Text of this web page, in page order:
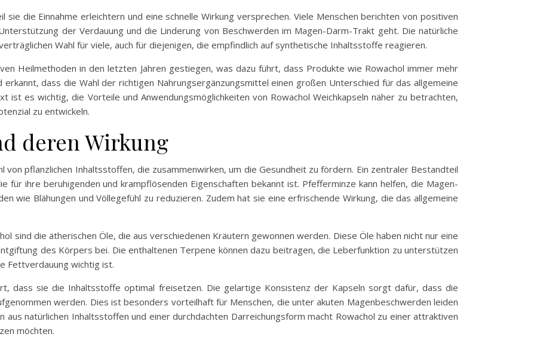
sie die Einnahme erleichtern und eine schnelle Wirkung versprechen. Viele Menschen berichten von positiven
der Verdauung und die Linderung von Beschwerden im Magen-Darm-Trakt geht. Die natürliche
Wahl für viele, auch für diejenigen, die empfindlich auf synthetische Inhaltsstoffe reagieren.
Heilmethoden in den letzten Jahren gestiegen, was dazu führt, dass Produkte wie Rowachol immer mehr
dass die Wahl der richtigen Nahrungsergänzungsmittel einen großen Unterschied für das allgemeine
ist es wichtig, die Vorteile und Anwendungsmöglichkeiten von Rowachol Weichkapseln näher zu betrachten,
zu entwickeln.
deren Wirkung
von pflanzlichen Inhaltsstoffen, die zusammenwirken, um die Gesundheit zu fördern. Ein zentraler Bestandteil
ihre beruhigenden und krampflösenden Eigenschaften bekannt ist. Pfefferminze kann helfen, die Magen-
wie Blähungen und Völlegefühl zu reduzieren. Zudem hat sie eine erfrischende Wirkung, die das allgemeine
sind die ätherischen Öle, die aus verschiedenen Kräutern gewonnen werden. Diese Öle haben nicht nur eine
des Körpers bei. Die enthaltenen Terpene können dazu beitragen, die Leberfunktion zu unterstützen
Fettverdauung wichtig ist.
dass sie die Inhaltsstoffe optimal freisetzen. Die gelartige Konsistenz der Kapseln sorgt dafür, dass die
werden. Dies ist besonders vorteilhaft für Menschen, die unter akuten Magenbeschwerden leiden
aus natürlichen Inhaltsstoffen und einer durchdachten Darreichungsform macht Rowachol zu einer attraktiven
möchten.